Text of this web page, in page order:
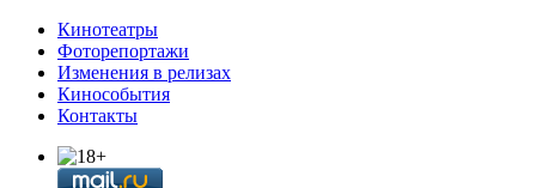
Кинотеатры
Фоторепортажи
Изменения в релизах
Кинособытия
Контакты